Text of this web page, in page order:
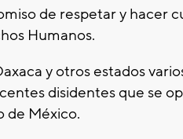
de respetar y hacer
Humanos.
y otros estados
disidentes que se
de México.